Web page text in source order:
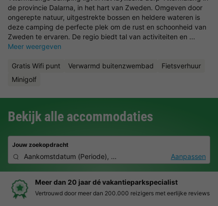
de provincie Dalarna, in het hart van Zweden. Omgeven door
ongerepte natuur, uitgestrekte bossen en heldere wateren is
deze camping de perfecte plek om de rust en schoonheid van
Zweden te ervaren. De regio biedt tal van activiteiten en ...
Meer weergeven
Gratis Wifi punt Verwarmd buitenzwembad
Fietsverhuur
Minigolf
Bekijk alle accommodaties
Jouw zoekopdracht
Aankomstdatum (Periode), 2 personen, 0 huisdierAanpassen
Meer dan 20 jaar dé vakantieparkspecialist
Vertrouwd door meer dan 200.000 reizigers met eerlijke reviews